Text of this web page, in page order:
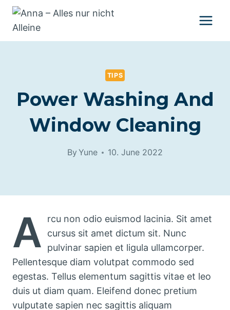
Skip
TIPS
Power Washing And
Window Cleaning
By Yune 10. June 2022
A
rcu non odio euismod lacinia. Sit amet
cursus sit amet dictum sit. Nunc
pulvinar sapien et ligula ullamcorper.
Pellentesque diam volutpat commodo sed
egestas. Tellus elementum sagittis vitae et leo
duis ut diam quam. Eleifend donec pretium
vulputate sapien nec sagittis aliquam